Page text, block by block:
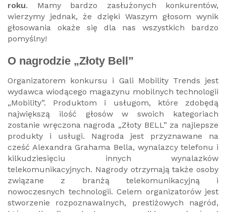
roku. Mamy bardzo zasłużonych konkurentów,
wierzymy jednak, że dzięki Waszym głosom wynik
głosowania okaże się dla nas wszystkich bardzo
pomyślny!
O nagrodzie „Złoty Bell”
Organizatorem konkursu i Gali Mobility Trends jest
wydawca wiodącego magazynu mobilnych technologii
„Mobility”. Produktom i usługom, które zdobędą
największą ilość głosów w swoich kategoriach
zostanie wręczona nagroda „Złoty BELL” za najlepsze
produkty i usługi. Nagroda jest przyznawane na
cześć Alexandra Grahama Bella, wynalazcy telefonu i
kilkudziesięciu innych wynalazków
telekomunikacyjnych. Nagrody otrzymają także osoby
związane z branżą telekomunikacyjną i
nowoczesnych technologii. Celem organizatorów jest
stworzenie rozpoznawalnych, prestiżowych nagród,